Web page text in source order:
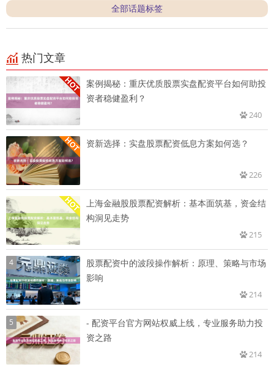
全部话题标签
热门文章
案例揭秘：重庆优质股票实盘配资平台如何助投
资者稳健盈利？
240
资新选择：实盘股票配资低息方案如何选？
226
上海金融股股票配资解析：基本面筑基，资金结
构洞见走势
215
4
股票配资中的波段操作解析：原理、策略与市场
影响
214
5
- 配资平台官方网站权威上线，专业服务助力投
资之路
214